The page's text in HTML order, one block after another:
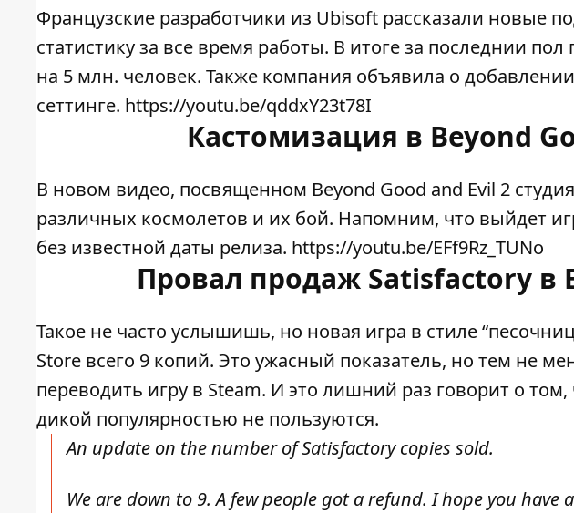
Французские разработчики из Ubisoft рассказали новые
статистику за все время работы. В итоге за последнии
на 5 млн. человек. Также компания объявила о
сеттинге. https://youtu.be/qddxY23t78I
Кастомизация в Beyond
В новом видео, посвященном Beyond Good and Evil 2
различных космолетов и их бой. Напомним, что выйдет
без известной даты релиза. https://youtu.be/EFf9Rz_TUNo
Провал продаж Satisfactory в
Такое не часто услышишь, но новая игра в стиле
Store всего 9 копий. Это ужасный показатель, но тем не
переводить игру в Steam. И это лишний раз говорит о
дикой популярностью не пользуются.
An update on the number of Satisfactory copies sold.
We are down to 9. A few people got a refund. I hope you